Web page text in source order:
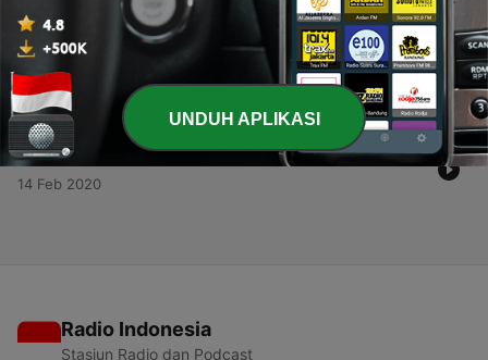
Maha Terpuji
14 Feb 2020
2 - Kajian Ma'rifatulloh Aa Gym - As Syahid - Alloh
maha menyaksikan
14 Feb 2020
1 - Kajian Ma'rifatulloh Bersama Aa Gym
14 Feb 2020
Radio Indonesia
Stasiun Radio dan Podcast
UNDUH APLIKASI